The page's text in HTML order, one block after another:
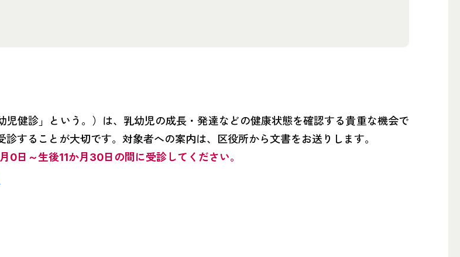
児健診」という。）は、乳幼児の成長・発達などの健康状態を確認する貴重な機会で
診することが大切です。対象者への案内は、区役所から文書をお送りします。
0日～生後11か月30日の間に受診してください。